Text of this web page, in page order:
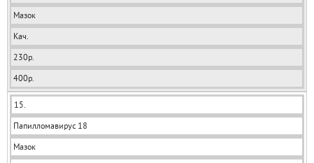
Мазок
Кач.
230р.
400р.
15.
Папилломавирус 18
Мазок